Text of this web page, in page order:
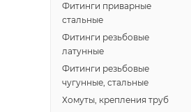
Фитинги приварные
стальные
Фитинги резьбовые
латунные
Фитинги резьбовые
чугунные, стальные
Хомуты, крепления труб